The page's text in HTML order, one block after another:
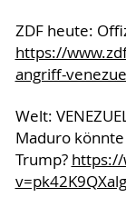
ZDF heute:
https://
angriff-
Welt:
Maduro
Trump? https://
v=pk42K9QXalg